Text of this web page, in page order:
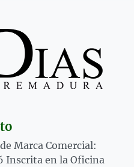
Marca Comercial:
Inscrita en la Oficina